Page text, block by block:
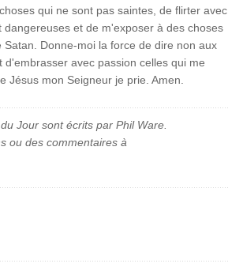
qui ne sont pas saintes, de flirter avec
et de m'exposer à des choses
Donne-moi la force de dire non aux
avec passion celles qui me
Jésus mon Seigneur je prie. Amen.
Jour sont écrits par Phil Ware.
ou des commentaires à